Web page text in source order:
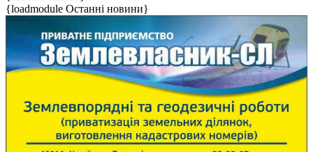
{loadmodule Останні новини}